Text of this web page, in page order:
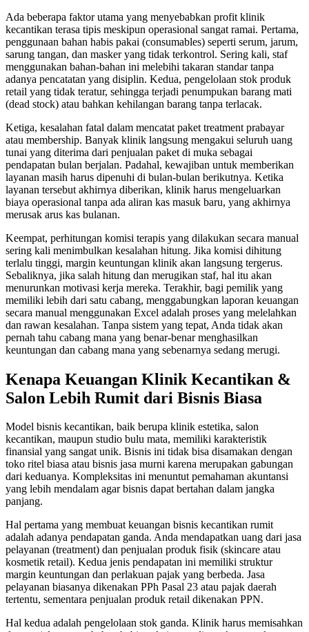
Ada beberapa faktor utama yang menyebabkan profit klinik
kecantikan terasa tipis meskipun operasional sangat ramai. Pertama,
penggunaan bahan habis pakai (consumables) seperti serum, jarum,
sarung tangan, dan masker yang tidak terkontrol. Sering kali, staf
menggunakan bahan-bahan ini melebihi takaran standar tanpa
adanya pencatatan yang disiplin. Kedua, pengelolaan stok produk
retail yang tidak teratur, sehingga terjadi penumpukan barang mati
(dead stock) atau bahkan kehilangan barang tanpa terlacak.
Ketiga, kesalahan fatal dalam mencatat paket treatment prabayar
atau membership. Banyak klinik langsung mengakui seluruh uang
tunai yang diterima dari penjualan paket di muka sebagai
pendapatan bulan berjalan. Padahal, kewajiban untuk memberikan
layanan masih harus dipenuhi di bulan-bulan berikutnya. Ketika
layanan tersebut akhirnya diberikan, klinik harus mengeluarkan
biaya operasional tanpa ada aliran kas masuk baru, yang akhirnya
merusak arus kas bulanan.
Keempat, perhitungan komisi terapis yang dilakukan secara manual
sering kali menimbulkan kesalahan hitung. Jika komisi dihitung
terlalu tinggi, margin keuntungan klinik akan langsung tergerus.
Sebaliknya, jika salah hitung dan merugikan staf, hal itu akan
menurunkan motivasi kerja mereka. Terakhir, bagi pemilik yang
memiliki lebih dari satu cabang, menggabungkan laporan keuangan
secara manual menggunakan Excel adalah proses yang melelahkan
dan rawan kesalahan. Tanpa sistem yang tepat, Anda tidak akan
pernah tahu cabang mana yang benar-benar menghasilkan
keuntungan dan cabang mana yang sebenarnya sedang merugi.
Kenapa Keuangan Klinik Kecantikan &
Salon Lebih Rumit dari Bisnis Biasa
Model bisnis kecantikan, baik berupa klinik estetika, salon
kecantikan, maupun studio bulu mata, memiliki karakteristik
finansial yang sangat unik. Bisnis ini tidak bisa disamakan dengan
toko ritel biasa atau bisnis jasa murni karena merupakan gabungan
dari keduanya. Kompleksitas ini menuntut pemahaman akuntansi
yang lebih mendalam agar bisnis dapat bertahan dalam jangka
panjang.
Hal pertama yang membuat keuangan bisnis kecantikan rumit
adalah adanya pendapatan ganda. Anda mendapatkan uang dari jasa
pelayanan (treatment) dan penjualan produk fisik (skincare atau
kosmetik retail). Kedua jenis pendapatan ini memiliki struktur
margin keuntungan dan perlakuan pajak yang berbeda. Jasa
pelayanan biasanya dikenakan PPh Pasal 23 atau pajak daerah
tertentu, sementara penjualan produk retail dikenakan PPN.
Hal kedua adalah pengelolaan stok ganda. Klinik harus memisahkan